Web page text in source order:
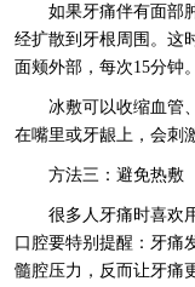
如果牙痛伴有面部
经扩散到牙根周围。这
面颊外部，每次15分钟。
冰敷可以收缩血管
在嘴里或牙龈上，会刺
方法三：避免热敷
很多人牙痛时喜欢
口腔要特别提醒：牙痛
髓腔压力，反而让牙痛